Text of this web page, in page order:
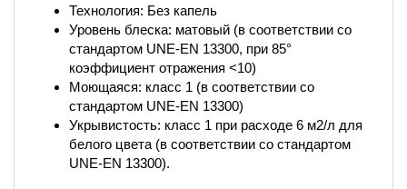
Технология: Без капель
Уровень блеска: матовый (в соответствии со
стандартом UNE-EN 13300, при 85°
коэффициент отражения <10)
Моющаяся: класс 1 (в соответствии со
стандартом UNE-EN 13300)
Укрывистость: класс 1 при расходе 6 м2/л для
белого цвета (в соответствии со стандартом
UNE-EN 13300).